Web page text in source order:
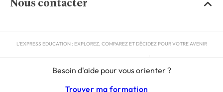
Besoin d'aide pour vous orienter ?
Trouver ma formation
Nous contacter
L'EXPRESS EDUCATION : EXPLOREZ, COMPAREZ ET DÉCIDEZ POUR VOTRE AVENIR
RGPD